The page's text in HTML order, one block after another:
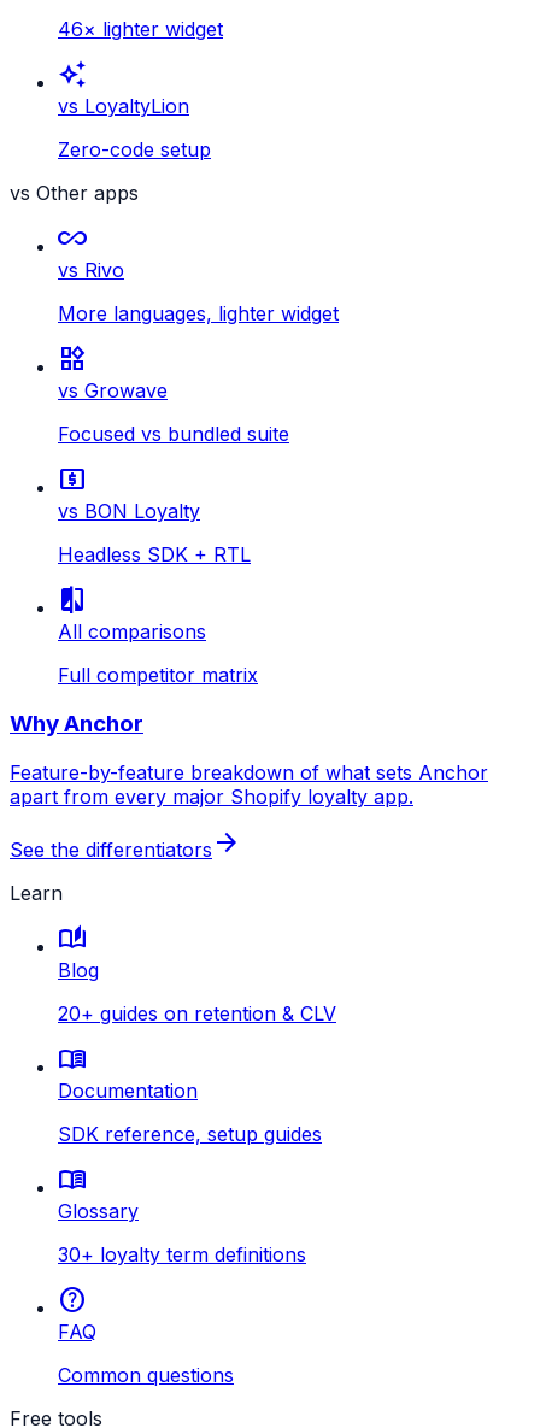
46× lighter widget
auto_awesome
vs LoyaltyLion
Zero-code setup
vs Other apps
all_inclusive
vs Rivo
More languages, lighter widget
widgets
vs Growave
Focused vs bundled suite
local_atm
vs BON Loyalty
Headless SDK + RTL
compare
All comparisons
Full competitor matrix
Why Anchor
Feature-by-feature breakdown of what sets Anchor
apart from every major Shopify loyalty app.
See the differentiators arrow_forward
Learn
auto_stories
Blog
20+ guides on retention & CLV
menu_book
Documentation
SDK reference, setup guides
menu_book
Glossary
30+ loyalty term definitions
help
FAQ
Common questions
Free tools